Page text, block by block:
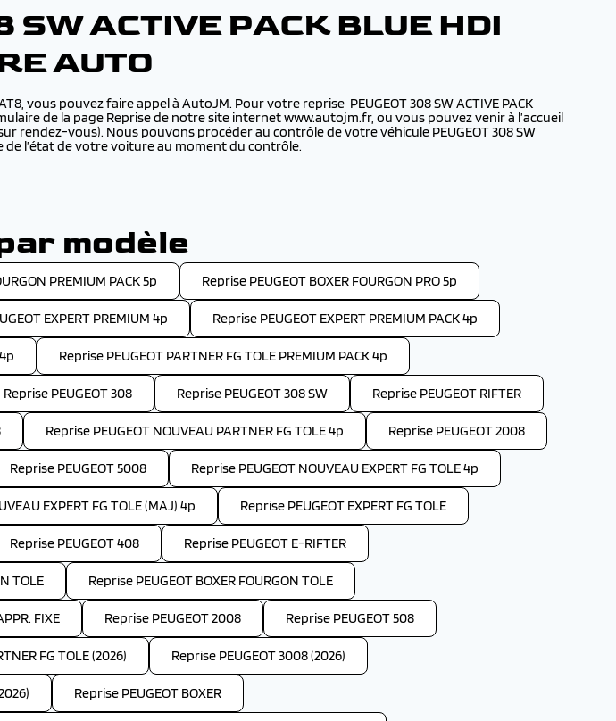
SW ACTIVE PACK BLUE HDI
AUTO
vous pouvez faire appel à AutoJM. Pour votre reprise PEUGEOT 308 SW ACTIVE PACK
de la page Reprise de notre site internet www.autojm.fr, ou vous pouvez venir à l’accueil
vous). Nous pouvons procéder au contrôle de votre véhicule PEUGEOT 308 SW
de l’état de votre voiture au moment du contrôle.
modèle
PREMIUM PACK 5p Reprise PEUGEOT BOXER FOURGON PRO 5p
EXPERT PREMIUM 4p Reprise PEUGEOT EXPERT PREMIUM PACK 4p
Reprise PEUGEOT PARTNER FG TOLE PREMIUM PACK 4p
Reprise PEUGEOT 308 Reprise PEUGEOT 308 SW Reprise PEUGEOT RIFTER
Reprise PEUGEOT NOUVEAU PARTNER FG TOLE 4p Reprise PEUGEOT 2008
Reprise PEUGEOT 5008 Reprise PEUGEOT NOUVEAU EXPERT FG TOLE 4p
EXPERT FG TOLE (MAJ) 4p Reprise PEUGEOT EXPERT FG TOLE
Reprise PEUGEOT 408 Reprise PEUGEOT E-RIFTER
TOLE Reprise PEUGEOT BOXER FOURGON TOLE
FIXE Reprise PEUGEOT 2008 Reprise PEUGEOT 508
FG TOLE (2026) Reprise PEUGEOT 3008 (2026)
Reprise PEUGEOT BOXER